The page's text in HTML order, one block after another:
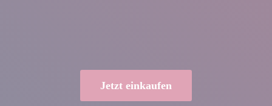
Jetzt einkaufen